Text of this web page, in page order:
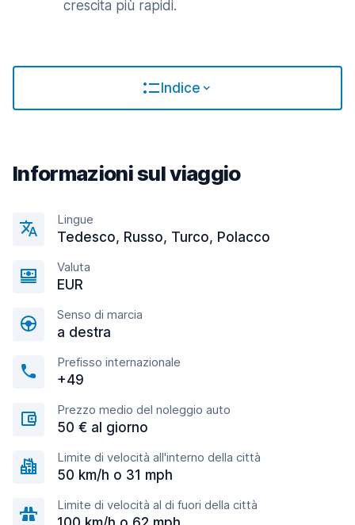
crescita più rapidi.
Indice
Informazioni sul viaggio
Lingue
Tedesco, Russo, Turco, Polacco
Valuta
EUR
Senso di marcia
a destra
Prefisso internazionale
+49
Prezzo medio del noleggio auto
50 € al giorno
Limite di velocità all'interno della città
50 km/h o 31 mph
Limite di velocità al di fuori della città